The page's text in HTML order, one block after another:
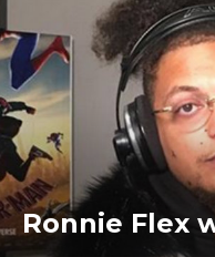
Ronnie Flex